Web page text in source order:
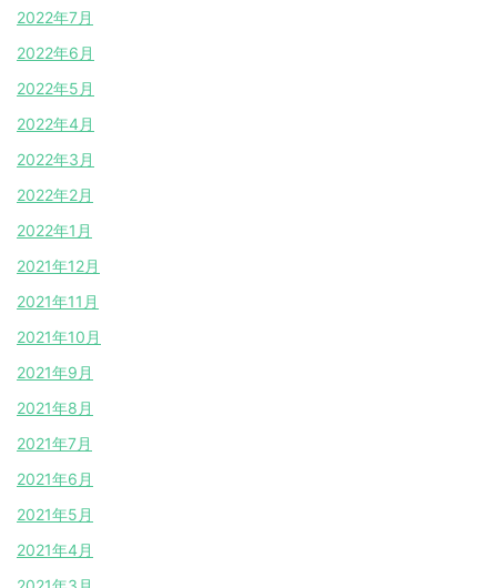
2022年7月
2022年6月
2022年5月
2022年4月
2022年3月
2022年2月
2022年1月
2021年12月
2021年11月
2021年10月
2021年9月
2021年8月
2021年7月
2021年6月
2021年5月
2021年4月